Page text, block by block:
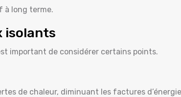
à long terme.
isolants
important de considérer certains points.
de chaleur, diminuant les factures